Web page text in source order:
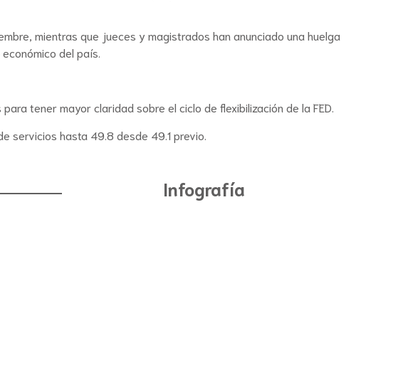
mientras que jueces y magistrados han anunciado una huelga
del país.
tener mayor claridad sobre el ciclo de flexibilización de la FED.
servicios hasta 49.8 desde 49.1 previo.
Infografía